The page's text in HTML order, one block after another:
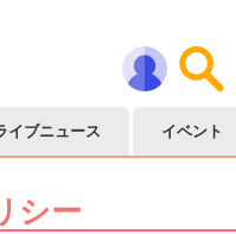
イブニュース イベント
シー